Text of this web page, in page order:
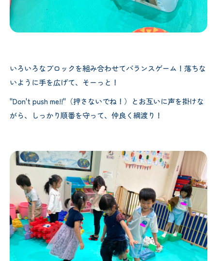
いろいろなブロックを組み合わせてバランスゲーム！落ちな
いように手を広げて、そーっと！
"Don't push me!!"（押さないでね！）とお互いに声を掛けな
がら、しっかり順番を守って、仲良く綱渡り！